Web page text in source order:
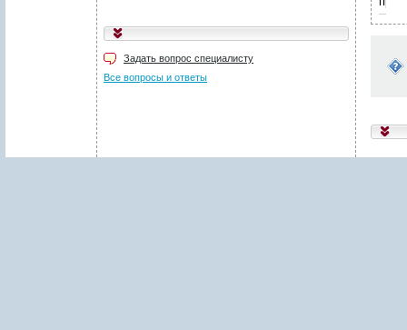
Задать вопрос специалисту
Все вопросы и ответы
Укажите код, изображённый
Поля, отмеченные звёздочкой (*), обязательны для заполнения.